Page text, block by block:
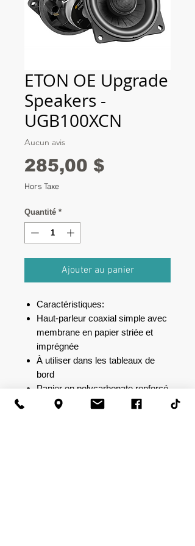
ETON OE Upgrade
Speakers -
UGB100XCN
Aucun avis
285,00 $
Hors Taxe
Quantité *
Ajouter au panier
Caractéristiques:
Haut-parleur coaxial simple avec
membrane en papier striée et
imprégnée
À utiliser dans les tableaux de
bord
Panier en polycarbonate renforcé
de fibre de verre